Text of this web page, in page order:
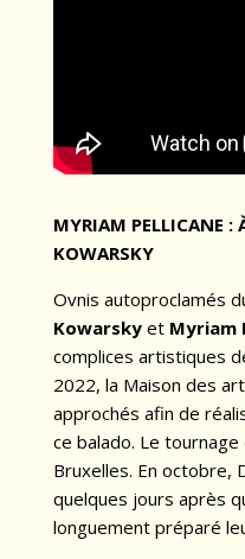
MYRIAM PELLICANE :
KOWARSKY
Ovnis autoproclamés
Kowarskyet Myriam
complices artistiques
2022, la Maison des
approchés afin de
ce balado. Le
Bruxelles. En octobre,
quelques jours après
longuement préparé